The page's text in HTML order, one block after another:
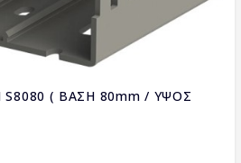
S8080 ( ΒΑΣΗ 80mm / ΥΨΟΣ